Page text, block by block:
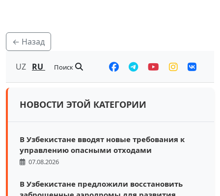
← Назад
UZ RU Поиск
НОВОСТИ ЭТОЙ КАТЕГОРИИ
В Узбекистане вводят новые требования к
управлению опасными отходами
07.08.2026
В Узбекистане предложили восстановить